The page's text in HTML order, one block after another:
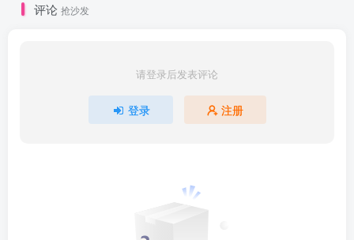
评论 抢沙发
请登录后发表评论
登录 注册